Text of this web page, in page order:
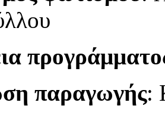
παραγωγής: